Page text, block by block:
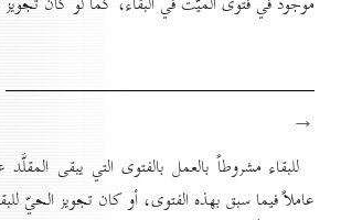
→
للبقاء مشروطاً بالعمل بالفتوى التي يبقى
عاملاً فيما سبق بهذه الفتوى، أو كان تجويز الحيّ